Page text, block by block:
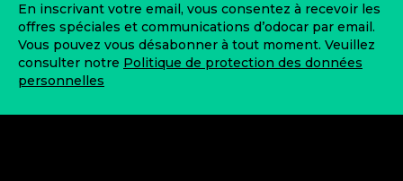
En inscrivant votre email, vous consentez à recevoir les
offres spéciales et communications d’odocar par email.
Vous pouvez vous désabonner à tout moment. Veuillez
consulter notre Politique de protection des données
personnelles